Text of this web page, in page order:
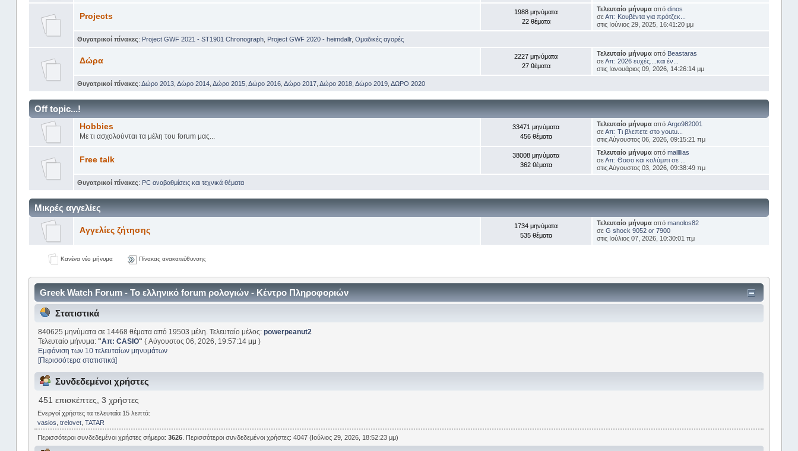
Projects
1988 μηνύματα
22 θέματα
Τελευταίο μήνυμα απόdinos
σεΑπ: Κουβέντα για πρότζεκ...
στις Ιούνιος 29, 2025, 16:41:20 μμ
Θυγατρικοί πίνακες: Project GWF 2021 - ST1901 Chronograph, Project GWF 2020 - heimdallr, Ομαδικές αγορές
Δώρα
2227 μηνύματα
27 θέματα
Τελευταίο μήνυμα από Beastaras
σεΑπ: 2026 ευχές....και έν...
στις Ιανουάριος 09, 2026, 14:26:14 μμ
Θυγατρικοί πίνακες: Δώρο 2013, Δώρο 2014, Δώρο 2015, Δώρο 2016, Δώρο 2017, Δώρο 2018, Δώρο 2019, ΔΩΡΟ 2020
Off topic...!
Hobbies
Με τι ασχολούνται τα μέλη του forum μας...
33471 μηνύματα
456 θέματα
Τελευταίο μήνυμα απόArgo982001
σεΑπ: Τι βλεπετε στο youtu...
στις Αύγουστος 06, 2026, 09:15:21 πμ
Free talk
38008 μηνύματα
362 θέματα
Τελευταίο μήνυμα απόmallllias
σεΑπ: Θασο και κολύμπι σε ...
στις Αύγουστος 03, 2026, 09:38:49 πμ
Θυγατρικοί πίνακες: PC αναβαθμίσεις και τεχνικά θέματα
Mικρές αγγελίες
Aγγελίες ζήτησης
1734 μηνύματα
535 θέματα
Τελευταίο μήνυμα απόmanolos82
σεG shock 9052 or 7900
στις Ιούλιος 07, 2026, 10:30:01 πμ
Κανένα νέο μήνυμα Πίνακας ανακατεύθυνσης
Greek Watch Forum - Το ελληνικό forum ρολογιών - Κέντρο Πληροφοριών
Στατιστικά
840625 μηνύματα σε 14468 θέματα από 19503 μέλη. Τελευταίο μέλος:powerpeanut2
Τελευταίο μήνυμα:"Απ: CASIO" ( Αύγουστος 06, 2026, 19:57:14 μμ )
Εμφάνιση των 10 τελευταίων μηνυμάτων
[Περισσότερα στατιστικά]
Συνδεδεμένοι χρήστες
451 επισκέπτες, 3 χρήστες
Ενεργοί χρήστες τα τελευταία 15 λεπτά:
vasios ,trelovet ,TATAR
Περισσότεροι συνδεδεμένοι χρήστες σήμερα:3626 . Περισσότεροι συνδεδεμένοι χρήστες: 4047 (Ιούλιος 29, 2026, 18:52:23 μμ)